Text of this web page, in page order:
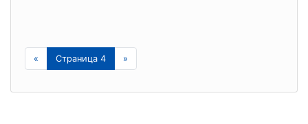
« Страница 4 »